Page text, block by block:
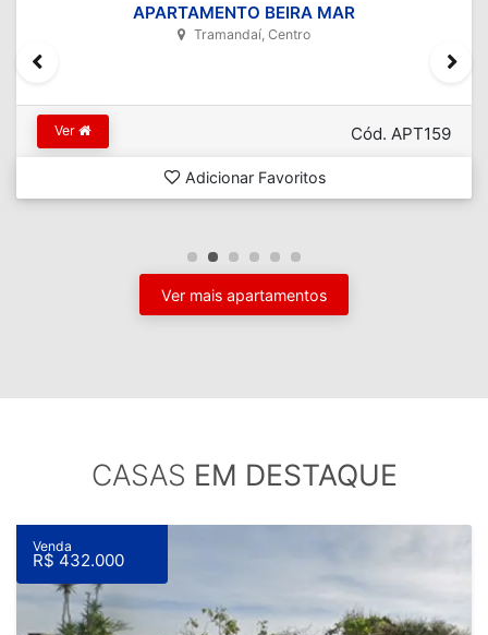
APARTAMENTO BEIRA MAR
Tramandaí, Centro
Ver Cód. APT159
Adicionar Favoritos
Ver mais apartamentos
CASAS EM DESTAQUE
Venda
R$ 432.000